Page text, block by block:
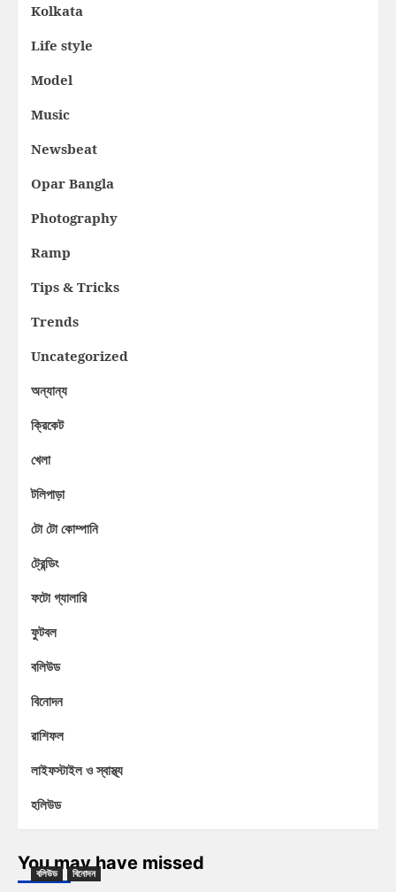
Kolkata
Life style
Model
Music
Newsbeat
Opar Bangla
Photography
Ramp
Tips & Tricks
Trends
Uncategorized
অন্যান্য
ক্রিকেট
খেলা
টলিপাড়া
টো টো কোম্পানি
ট্রেন্ডিং
ফটো গ্যালারি
ফুটবল
বলিউড
বিনোদন
রাশিফল
লাইফস্টাইল ও স্বাস্থ্য
হলিউড
You may have missed
বলিউড বিনোদন